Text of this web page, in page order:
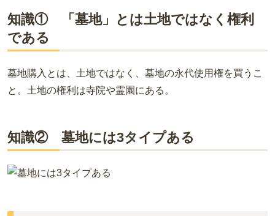
知識① 「墓地」とは土地ではなく権利
である
墓地購入とは、土地ではなく、墓地の永代使用権を買うこ
と。土地の権利は寺院や霊園にある。
知識② 墓地には3タイプある